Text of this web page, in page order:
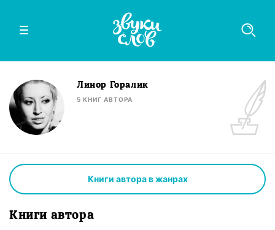
Линор Горалик
5 КНИГ АВТОРА
Книги автора в жанрах
Книги автора